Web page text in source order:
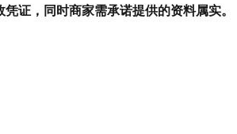
证，同时商家需承诺提供的资料属实。